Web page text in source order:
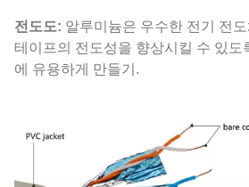
전도도: 알루미늄은 우수한 전기 전도
테이프의 전도성을 향상시킬 수 있도
에 유용하게 만들기.